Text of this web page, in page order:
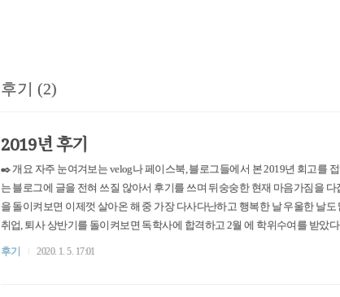
후기 (2)
2019년 후기
✒️ 개요 자주 눈여겨보는 velog나 페이스북, 블로그들에서 본 2019년 회고를
는 블로그에 글을 전혀 쓰질 않아서 후기를 쓰며 뒤숭숭한 현재 마음가짐을
을 돌이켜보면 이제껏 살아온 해 중 가장 다사다난하고 행복한 날 우울한 날
취업, 퇴사 상반기를 돌이켜보면 독학사에 합격하고 2월 에 학위수여를 받았
격했을 때만 해도 내 노력으로 무언가를 이뤘다는 것이 참 뿌듯했었고, 자신감
후기 2020. 1. 5. 17:01